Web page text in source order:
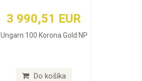
3 990,51 EUR
Ungarn 100 Korona Gold NP
Do košíka